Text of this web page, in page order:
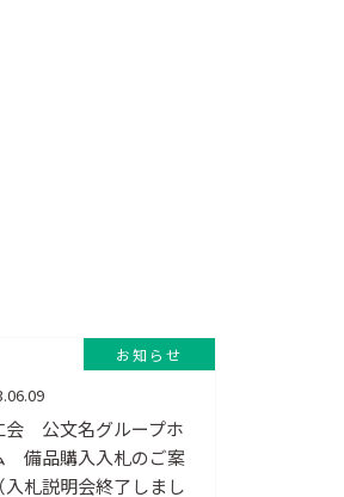
お知らせ
会 公文名グループホ
備品購入入札のご案
入札説明会終了しまし